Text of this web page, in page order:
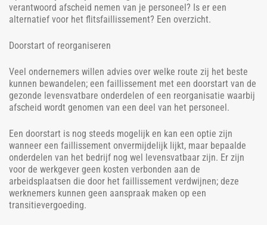
verantwoord afscheid nemen van je personeel? Is er een
alternatief voor het flitsfaillissement? Een overzicht.
Doorstart of reorganiseren
Veel ondernemers willen advies over welke route zij het beste
kunnen bewandelen; een faillissement met een doorstart van de
gezonde levensvatbare onderdelen of een reorganisatie waarbij
afscheid wordt genomen van een deel van het personeel.
Een doorstart is nog steeds mogelijk en kan een optie zijn
wanneer een faillissement onvermijdelijk lijkt, maar bepaalde
onderdelen van het bedrijf nog wel levensvatbaar zijn. Er zijn
voor de werkgever geen kosten verbonden aan de
arbeidsplaatsen die door het faillissement verdwijnen; deze
werknemers kunnen geen aanspraak maken op een
transitievergoeding.